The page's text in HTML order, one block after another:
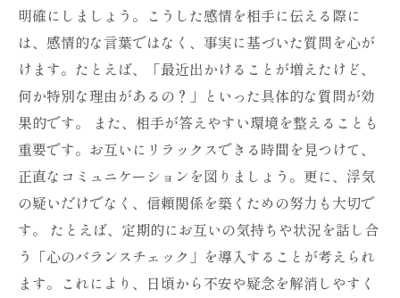
明確にしましょう。こうした感情を相手に伝える際に
は、感情的な言葉ではなく、事実に基づいた質問を心が
けます。たとえば、「最近出かけることが増えたけど、
何か特別な理由があるの？」といった具体的な質問が効
果的です。 また、相手が答えやすい環境を整えることも
重要です。お互いにリラックスできる時間を見つけて、
正直なコミュニケーションを図りましょう。更に、浮気
の疑いだけでなく、信頼関係を築くための努力も大切で
す。 たとえば、定期的にお互いの気持ちや状況を話し合
う「心のバランスチェック」を導入することが考えられ
ます。これにより、日頃から不安や疑念を解消しやすく